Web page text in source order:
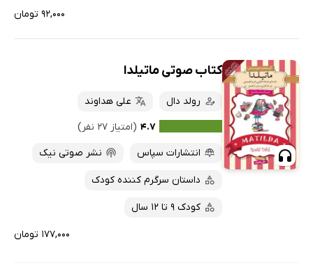
۹۲,۰۰۰ تومان
کتاب صوتی ماتیلدا
رولد دال
علی هداوند
۴.۷ (امتیاز ۲۷ نفر)
انتشارات سپاس
نشر صوتی نیک
داستان سرگرم کننده کودک
کودک 9 تا 12 سال
۱۷۷,۰۰۰ تومان